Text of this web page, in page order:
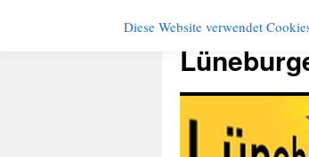
Zum
springen
Diese Website verwendet